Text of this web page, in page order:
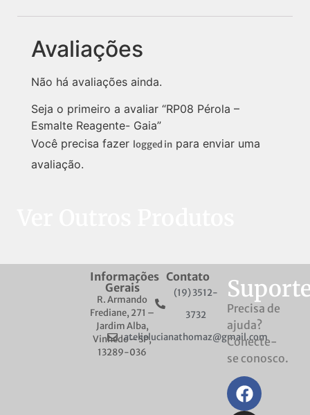
Avaliações
Não há avaliações ainda.
Seja o primeiro a avaliar “RP08 Pérola –
Esmalte Reagente- Gaia”
Você precisa fazer logged in para enviar uma
avaliação.
Informações
Gerais
R. Armando
Frediane, 271 –
Jardim Alba,
Vinhedo – SP,
13289-036
Contato
(19) 3512-
3732
atelielucianathomaz@gmail.com
Precisa de
ajuda?
Conecte-
se conosco.